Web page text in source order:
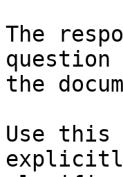
The
question
the
Use this